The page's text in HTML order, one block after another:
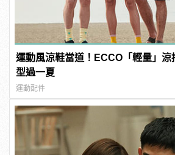
運動風涼鞋當道！ECCO「輕量」涼
型過一夏
運動配件